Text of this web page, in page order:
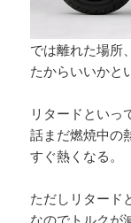
では離れた場所
たからいいかと
リタードといっ
話まだ燃焼中の
すぐ熱くなる。
ただしリタード
なのでトルクが